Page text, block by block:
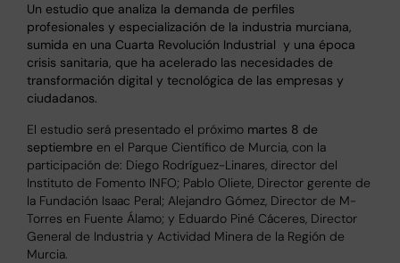
Un estudio que analiza la demanda de perfiles
profesionales y especialización de la industria murciana,
sumida en una Cuarta Revolución Industrial y una época
crisis sanitaria, que ha acelerado las necesidades de
transformación digital y tecnológica de las empresas y
ciudadanos.
El estudio será presentado el próximo martes 8 de
septiembre en el Parque Científico de Murcia, con la
participación de: Diego Rodríguez-Linares, director del
Instituto de Fomento INFO; Pablo Oliete, Director gerente de
la Fundación Isaac Peral; Alejandro Gómez, Director de M-
Torres en Fuente Álamo; y Eduardo Piné Cáceres, Director
General de Industria y Actividad Minera de la Región de
Murcia.